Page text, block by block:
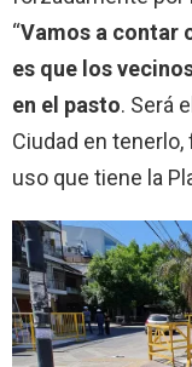
“Vamos a contar
es que los
en el pasto. Será
Ciudad en tenerlo,
uso que tiene la